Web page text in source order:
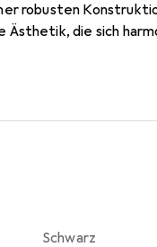
robusten
Ästhetik, die sich
strukturierte und
Schwarz